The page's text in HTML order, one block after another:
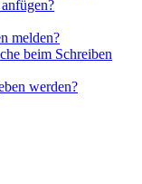
melden?
beim Schreiben
werden?